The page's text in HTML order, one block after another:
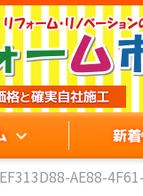
新
EF313D88-AE88-